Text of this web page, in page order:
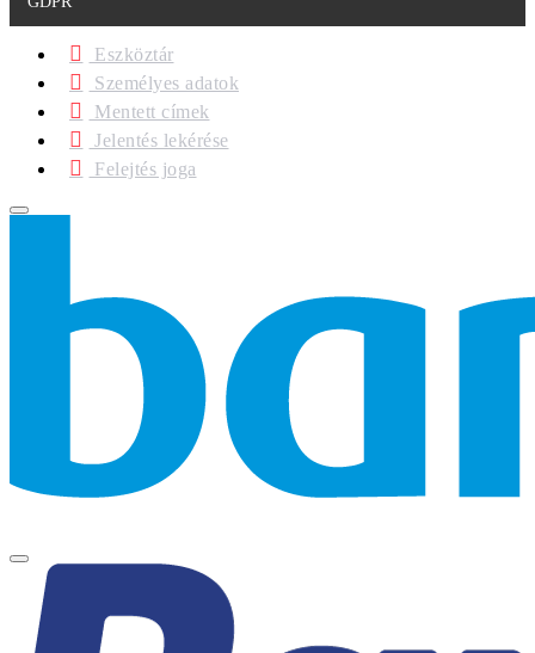
Eszköztár
Személyes adatok
Mentett címek
Jelentés lekérése
Felejtés joga